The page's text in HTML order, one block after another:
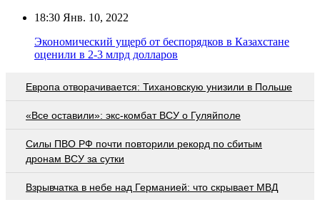
18:30 Янв. 10, 2022
Экономический ущерб от беспорядков в Казахстане
оценили в 2-3 млрд долларов
Европа отворачивается: Тихановскую унизили в Польше
«Все оставили»: экс-комбат ВСУ о Гуляйполе
Cилы ПВО РФ почти повторили рекорд по сбитым
дронам ВСУ за сутки
Взрывчатка в небе над Германией: что скрывает МВД